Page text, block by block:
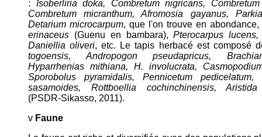
: Isoberliria doka, Combretum nigricans,
Combretum micranthum, Afromosia gayanus,
Detarium microcarpum, que l'on trouve en abondance,
erinaceus (Guenu en bambara),Pterocarpus
Daniellia oliveri, etc. Le tapis herbacé est composé
togoensis, Andropogon pseudapricus,
Hyparrhenias mithiana, H. involucrata,
Sporobolus pyramidalis, Pennicetum pedicelatum,
sasamoides, Rottboellia cochinchinensis,
(PSDR-Sikasso, 2011).
v Faune